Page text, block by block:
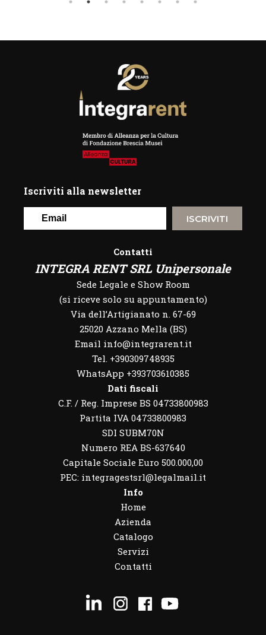
Iscriviti alla newsletter
ISCRIVITI
Contatti
INTEGRA RENT SRL Unipersonale
Sede Legale e Show Room
(si riceve solo su appuntamento)
Via dell’Artigianato n. 67-69
25020 Azzano Mella (BS)
Email info@integrarent.it
Tel. +390309748935
WhatsApp +393703610385
Dati fiscali
C.F. / Reg. Imprese BS 04733800983
Partita IVA 04733800983
SDI SUBM70N
Numero REA BS-637640
Capitale Sociale Euro 500.000,00
PEC: integragestsrl@legalmail.it
Info
Home
Azienda
Catalogo
Servizi
Contatti